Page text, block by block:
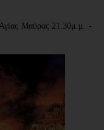
Μαύρας 21.30μ.μ. -